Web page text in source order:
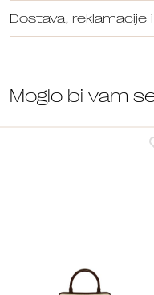
Dostava, reklamacije
Moglo bi vam